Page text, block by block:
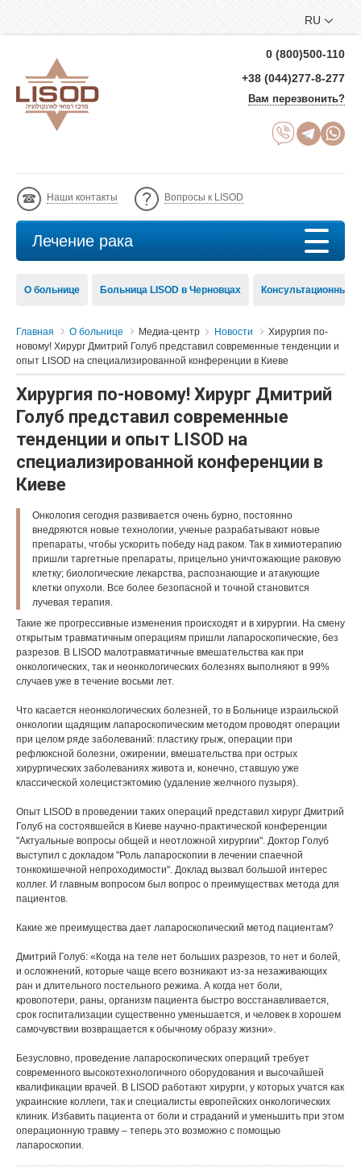
RU
0 (800)500-110
+38 (044)277-8-277
Вам перезвонить?
Наши контакты Вопросы к LISOD
Лечение рака
О больнице Больница LISOD в Черновцах Консультационный
Главная О больнице Медиа-центр Новости
Хирургия по-
новому! Хирург Дмитрий Голуб представил современные тенденции и
опыт LISOD на специализированной конференции в Киеве
Хирургия по-новому! Хирург Дмитрий
Голуб представил современные
тенденции и опыт LISOD на
специализированной конференции в
Киеве
Онкология сегодня развивается очень бурно, постоянно
внедряются новые технологии, ученые разрабатывают новые
препараты, чтобы ускорить победу над раком. Так в химиотерапию
пришли таргетные препараты, прицельно уничтожающие раковую
клетку; биологические лекарства, распознающие и атакующие
клетки опухоли. Все более безопасной и точной становится
лучевая терапия.
Такие же прогрессивные изменения происходят и в хирургии. На смену
открытым травматичным операциям пришли лапароскопические, без
разрезов. В LISOD малотравматичные вмешательства как при
онкологических, так и неонкологических болезнях выполняют в 99%
случаев уже в течение восьми лет.
Что касается неонкологических болезней, то в Больнице израильской
онкологии щадящим лапароскопическим методом проводят операции
при целом ряде заболеваний: пластику грыж, операции при
рефлюксной болезни, ожирении, вмешательства при острых
хирургических заболеваниях живота и, конечно, ставшую уже
классической холецистэктомию (удаление желчного пузыря).
Опыт LISOD в проведении таких операций представил хирург Дмитрий
Голуб на состоявшейся в Киеве научно-практической конференции
"Актуальные вопросы общей и неотложной хирургии". Доктор Голуб
выступил с докладом "Роль лапароскопии в лечении спаечной
тонкокишечной непроходимости". Доклад вызвал большой интерес
коллег. И главным вопросом был вопрос о преимуществах метода для
пациентов.
Какие же преимущества дает лапароскопический метод пациентам?
Дмитрий Голуб: «Когда на теле нет больших разрезов, то нет и болей,
и осложнений, которые чаще всего возникают из-за незаживающих
ран и длительного постельного режима. А когда нет боли,
кровопотери, раны, организм пациента быстро восстанавливается,
срок госпитализации существенно уменьшается, и человек в хорошем
самочувствии возвращается к обычному образу жизни».
Безусловно, проведение лапароскопических операций требует
современного высокотехнологичного оборудования и высочайшей
квалификации врачей. В LISOD работают хирурги, у которых учатся как
украинские коллеги, так и специалисты европейских онкологических
клиник. Избавить пациента от боли и страданий и уменьшить при этом
операционную травму – теперь это возможно с помощью
лапароскопии.